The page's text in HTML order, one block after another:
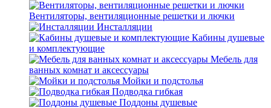
Вентиляторы, вентиляционные решетки и лючки
Инсталляции
Кабины душевые
и комплектующие
Мебель для
ванных комнат и аксессуары
Мойки и подстолья
Подводка гибкая
Поддоны душевые